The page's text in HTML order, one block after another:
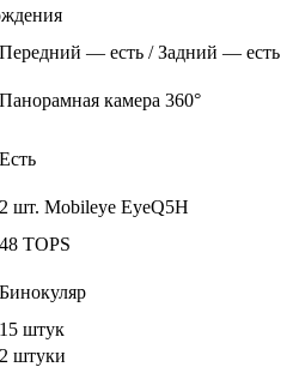
Передний — есть / Задний — есть
Панорамная камера 360°
Есть
2 шт. Mobileye EyeQ5H
48 TOPS
Бинокуляр
15 штук
2 штуки